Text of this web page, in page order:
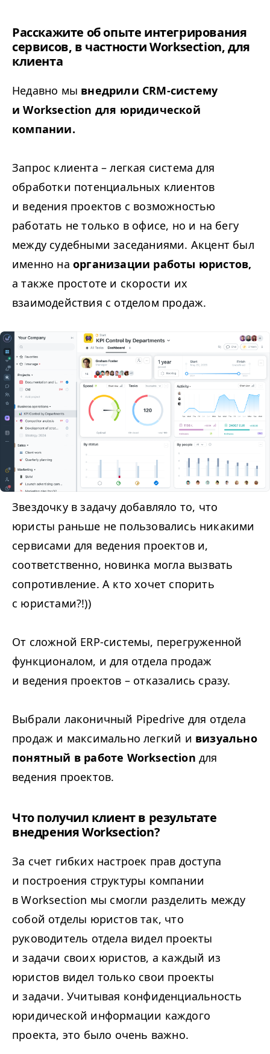
Расскажите об опыте интегрирования
сервисов, в частности Worksection, для
клиента
Недавно мы внедрили CRM-систему
и Worksection для юридической
компании.
Запрос клиента – легкая система для
обработки потенциальных клиентов
и ведения проектов с возможностью
работать не только в офисе, но и на бегу
между судебными заседаниями. Акцент был
именно на организации работы юристов,
а также простоте и скорости их
взаимодействия с отделом продаж.
Звездочку в задачу добавляло то, что
юристы раньше не пользовались никакими
сервисами для ведения проектов и,
соответственно, новинка могла вызвать
сопротивление. А кто хочет спорить
с юристами?!))
От сложной ERP-системы, перегруженной
функционалом, и для отдела продаж
и ведения проектов – отказались сразу.
Выбрали лаконичный Pipedrive для отдела
продаж и максимально легкий и визуально
понятный в работе Worksection для
ведения проектов.
Что получил клиент в результате
внедрения Worksection?
За счет гибких настроек прав доступа
и построения структуры компании
в Worksection мы смогли разделить между
собой отделы юристов так, что
руководитель отдела видел проекты
и задачи своих юристов, а каждый из
юристов видел только свои проекты
и задачи. Учитывая конфиденциальность
юридической информации каждого
проекта, это было очень важно.